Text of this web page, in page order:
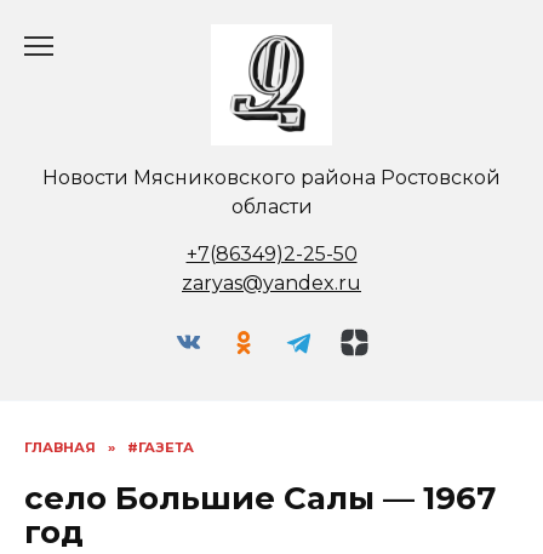
Новости Мясниковского района Ростовской
области
+7(86349)2-25-50
zaryas@yandex.ru
ГЛАВНАЯ » #ГАЗЕТА
село Большие Салы — 1967
год